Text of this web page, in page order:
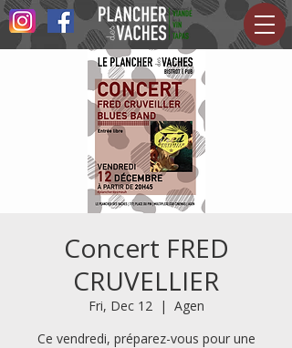
Concert FRED
CRUVELLIER
Fri, Dec 12
  |
Agen
Ce vendredi, préparez-vous pour une